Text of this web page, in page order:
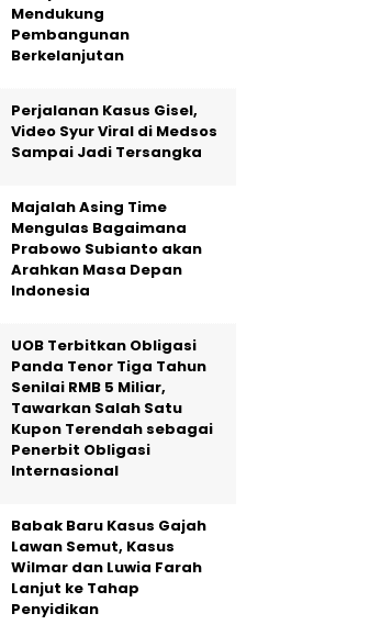
Mendukung
Pembangunan
Berkelanjutan
Perjalanan Kasus Gisel,
Video Syur Viral di Medsos
Sampai Jadi Tersangka
Majalah Asing Time
Mengulas Bagaimana
Prabowo Subianto akan
Arahkan Masa Depan
Indonesia
UOB Terbitkan Obligasi
Panda Tenor Tiga Tahun
Senilai RMB 5 Miliar,
Tawarkan Salah Satu
Kupon Terendah sebagai
Penerbit Obligasi
Internasional
Babak Baru Kasus Gajah
Lawan Semut, Kasus
Wilmar dan Luwia Farah
Lanjut ke Tahap
Penyidikan